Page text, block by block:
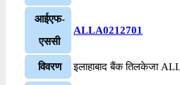
आईएफ-
एससी
ALLA0212701
विवरण इलाहाबाद बैंक तिलकेजा